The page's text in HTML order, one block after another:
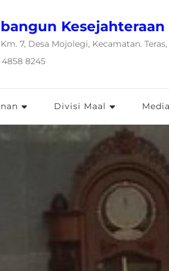
7, Desa Mojolegi, Kecamatan.
4858 8245
Divisi Maal